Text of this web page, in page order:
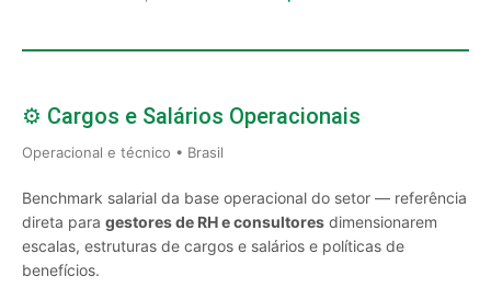
⚙️ Cargos e Salários Operacionais
Operacional e técnico • Brasil
Benchmark salarial da base operacional do setor — referência
direta para gestores de RH e consultores dimensionarem
escalas, estruturas de cargos e salários e políticas de
benefícios.